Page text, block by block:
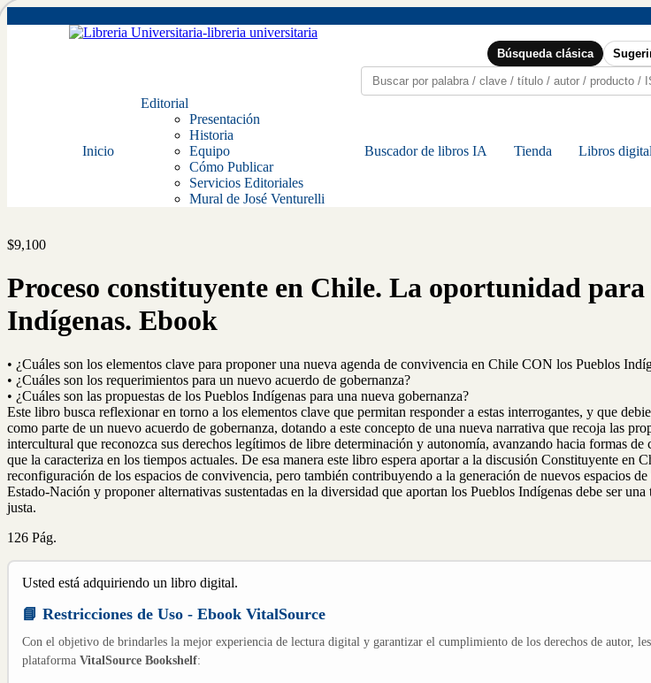
Búsqueda clásica
Inicio
Editorial
Presentación
Historia
Equipo
Cómo Publicar
Servicios Editoriales
Mural de José Venturelli
Buscador de libros IA Tienda Libros
$9,100
Proceso constituyente en Chile. La oportunidad
Indígenas. Ebook
• ¿Cuáles son los elementos clave para proponer una nueva agenda de convivencia en Chile CON los Pueblos
• ¿Cuáles son los requerimientos para un nuevo acuerdo de gobernanza?
• ¿Cuáles son las propuestas de los Pueblos Indígenas para una nueva gobernanza?
Este libro busca reflexionar en torno a los elementos clave que permitan responder a estas interrogantes, y que
como parte de un nuevo acuerdo de gobernanza, dotando a este concepto de una nueva narrativa que recoja las
intercultural que reconozca sus derechos legítimos de libre determinación y autonomía, avanzando hacia formas
que la caracteriza en los tiempos actuales. De esa manera este libro espera aportar a la discusión Constituyente
reconfiguración de los espacios de convivencia, pero también contribuyendo a la generación de nuevos espacios
Estado-Nación y proponer alternativas sustentadas en la diversidad que aportan los Pueblos Indígenas debe ser
justa.
126 Pág.
Usted está adquiriendo un libro digital.
📘 Restricciones de Uso - Ebook VitalSource
Con el objetivo de brindarles la mejor experiencia de lectura digital y garantizar el cumplimiento de los derechos de autor,
plataforma VitalSource Bookshelf: